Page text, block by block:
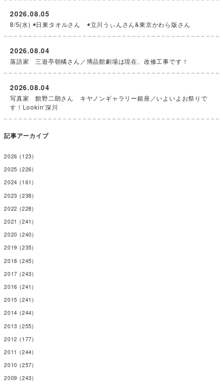
8/5(水) ◉日東タオルさん ◉立川うぃんさん&東京かわら版さん
2026.08.05
落語家 三遊亭朝橘さん／博品館劇場は現在、改修工事です！
2026.08.04
写真家 館野二朗さん キヤノンギャラリー銀座／いよいよお祭りで
す！Lookin’深川
2026.08.04
記事アーカイブ
2026 (123)
2025 (226)
2024 (161)
2023 (238)
2022 (228)
2021 (241)
2020 (240)
2019 (235)
2018 (245)
2017 (243)
2016 (241)
2015 (241)
2014 (244)
2013 (255)
2012 (177)
2011 (244)
2010 (257)
2009 (243)